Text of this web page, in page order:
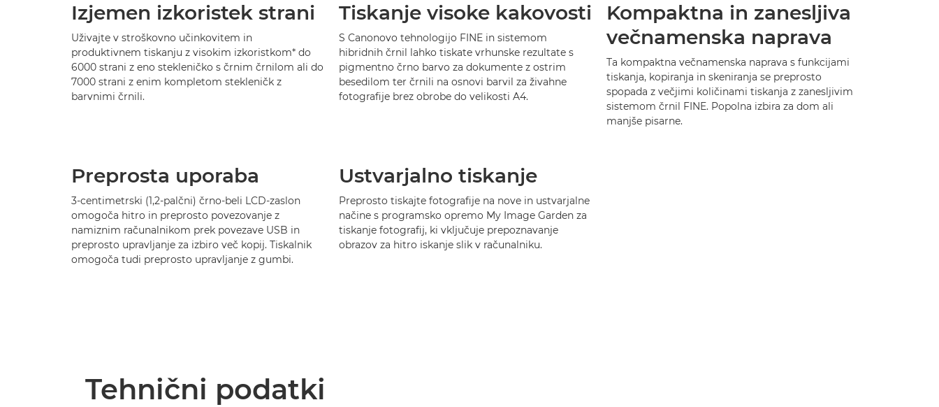
Izjemen izkoristek strani
Uživajte v stroškovno učinkovitem in
produktivnem tiskanju z visokim izkoristkom* do
6000 strani z eno stekleničko s črnim črnilom ali do
7000 strani z enim kompletom stekleničk z
barvnimi črnili.
Tiskanje visoke kakovosti
S Canonovo tehnologijo FINE in sistemom
hibridnih črnil lahko tiskate vrhunske rezultate s
pigmentno črno barvo za dokumente z ostrim
besedilom ter črnili na osnovi barvil za živahne
fotografije brez obrobe do velikosti A4.
Kompaktna in zanesljiva
večnamenska naprava
Ta kompaktna večnamenska naprava s funkcijami
tiskanja, kopiranja in skeniranja se preprosto
spopada z večjimi količinami tiskanja z zanesljivim
sistemom črnil FINE. Popolna izbira za dom ali
manjše pisarne.
Preprosta uporaba
3-centimetrski (1,2-palčni) črno-beli LCD-zaslon
omogoča hitro in preprosto povezovanje z
namiznim računalnikom prek povezave USB in
preprosto upravljanje za izbiro več kopij. Tiskalnik
omogoča tudi preprosto upravljanje z gumbi.
Ustvarjalno tiskanje
Preprosto tiskajte fotografije na nove in ustvarjalne
načine s programsko opremo My Image Garden za
tiskanje fotografij, ki vključuje prepoznavanje
obrazov za hitro iskanje slik v računalniku.
Tehnični podatki